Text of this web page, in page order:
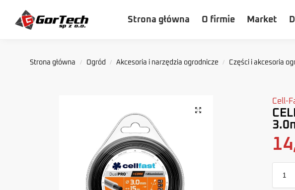
Strona główna O firmie Market
Szukaj
Strona główna / Ogród / Akcesoria i narzędzia ogrodnicze / Części i akcesoria
Cell-